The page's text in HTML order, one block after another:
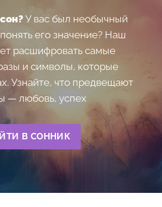
У вас был необычный
его значение? Наш
расшифровать самые
и символы, которые
Узнайте, что предвещают
— любовь, успех
В СОННИК